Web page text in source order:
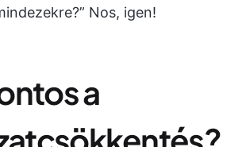
Nos, igen!
a